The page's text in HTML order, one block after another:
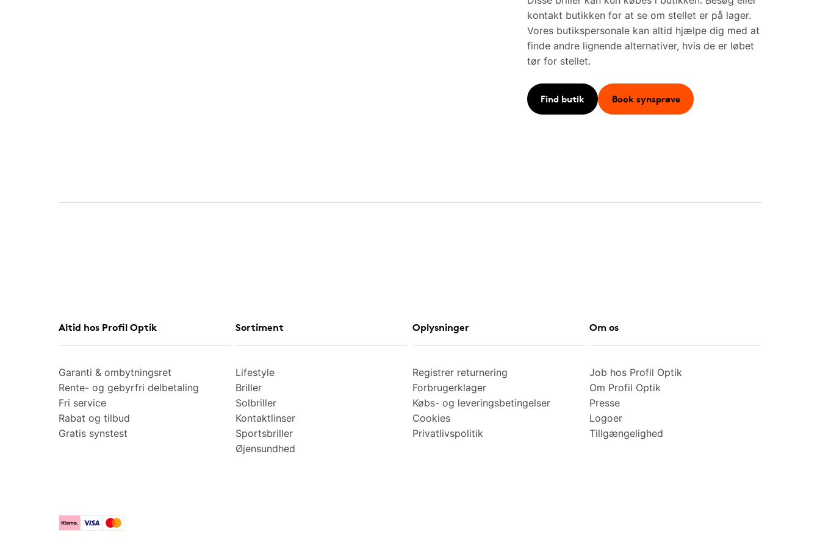
kontakt butikken for at se om stellet er på lager.
Vores butikspersonale kan altid hjælpe dig med at
finde andre lignende alternativer, hvis de er løbet
tør for stellet.
Find butik Book synsprøve
Altid hos Profil Optik
Garanti & ombytningsret
Rente- og gebyrfri delbetaling
Fri service
Rabat og tilbud
Gratis synstest
Sortiment
Lifestyle
Briller
Solbriller
Kontaktlinser
Sportsbriller
Øjensundhed
Oplysninger
Registrer returnering
Forbrugerklager
Købs- og leveringsbetingelser
Cookies
Privatlivspolitik
Om os
Job hos Profil Optik
Om Profil Optik
Presse
Logoer
Tillgængelighed
KlarnaVisa Mastercard